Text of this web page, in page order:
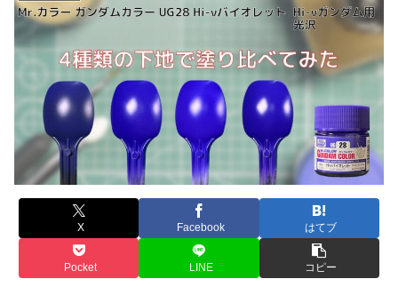
X Facebook はてブ
Pocket LINE コピー